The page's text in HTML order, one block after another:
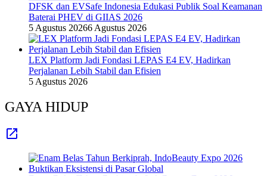
DFSK dan EVSafe Indonesia Edukasi Publik Soal Keamanan
Baterai PHEV di GIIAS 2026
5 Agustus 20266 Agustus 2026
LEX Platform Jadi Fondasi LEPAS E4 EV, Hadirkan
Perjalanan Lebih Stabil dan Efisien
5 Agustus 2026
GAYA HIDUP